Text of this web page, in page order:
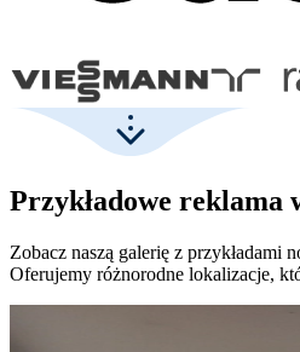
Przykładowe
Zobacz naszą galerię z
Oferujemy różnorodne lokalizacje,